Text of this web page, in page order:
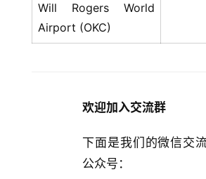
Will Rogers World
Airport (OKC)
欢迎加入交流群
下面是我们的微信交
公众号：